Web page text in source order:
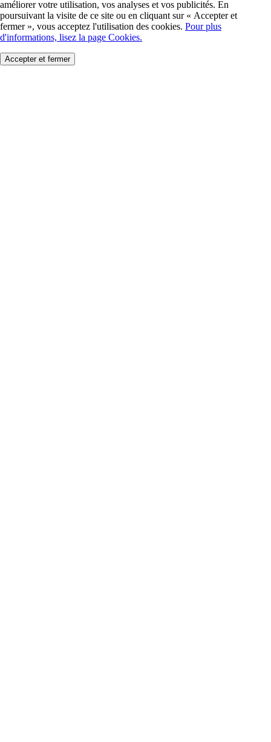
améliorer votre utilisation, vos analyses et vos publicités. En
poursuivant la visite de ce site ou en cliquant sur « Accepter et
fermer », vous acceptez l'utilisation des cookies. Pour plus
d'informations, lisez la page Cookies.
Accepter et fermer